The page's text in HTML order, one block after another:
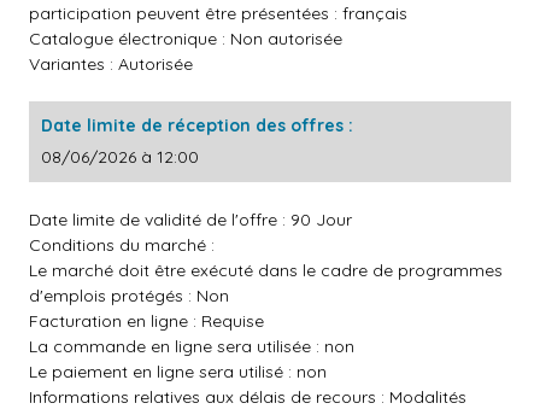
participation peuvent être présentées : français
Catalogue électronique : Non autorisée
Variantes : Autorisée
Date limite de réception des offres :
08/06/2026 à 12:00
Date limite de validité de l'offre : 90 Jour
Conditions du marché :
Le marché doit être exécuté dans le cadre de programmes
d'emplois protégés : Non
Facturation en ligne : Requise
La commande en ligne sera utilisée : non
Le paiement en ligne sera utilisé : non
Informations relatives aux délais de recours : Modalités